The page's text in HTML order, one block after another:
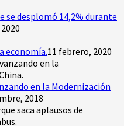
se desplomó 14,2% durante
economía.11 febrero, 2020
en la Modernización
2018